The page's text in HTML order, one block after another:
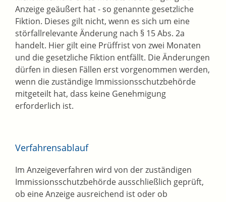
Anzeige geäußert hat - so genannte gesetzliche
Fiktion. Dieses gilt nicht, wenn es sich um eine
störfallrelevante Änderung nach § 15 Abs. 2a
handelt. Hier gilt eine Prüffrist von zwei Monaten
und die gesetzliche Fiktion entfällt. Die Änderungen
dürfen in diesen Fällen erst vorgenommen werden,
wenn die zuständige Immissionsschutzbehörde
mitgeteilt hat, dass keine Genehmigung
erforderlich ist.
Verfahrensablauf
Im Anzeigeverfahren wird von der zuständigen
Immissionsschutzbehörde ausschließlich geprüft,
ob eine Anzeige ausreichend ist oder ob